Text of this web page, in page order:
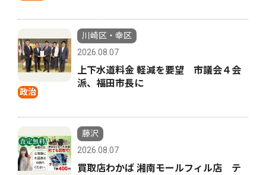
政治
川崎区・幸区
2026.08.07
上下水道料金 軽減を要望 市議会４会
派、福田市長に
藤沢
2026.08.07
買取店わかば 湘南モールフィル店 テ